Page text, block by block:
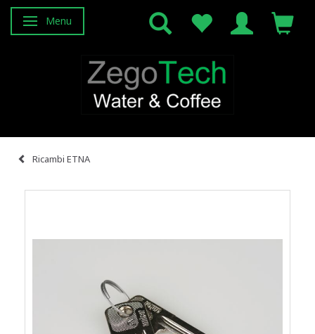
Attiva/disattiva navigazione
Menu
Ricambi ETNA